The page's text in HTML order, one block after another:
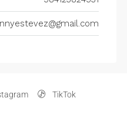
TikTok